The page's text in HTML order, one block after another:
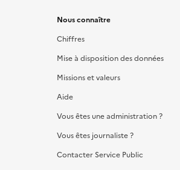
Nous connaître
Chiffres
Mise à disposition des données
Missions et valeurs
Aide
Vous êtes une administration ?
Vous êtes journaliste ?
Contacter Service Public